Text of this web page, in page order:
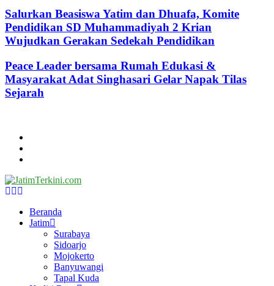
Salurkan Beasiswa Yatim dan Dhuafa, Komite
Pendidikan SD Muhammadiyah 2 Krian
Wujudkan Gerakan Sedekah Pendidikan
Peace Leader bersama Rumah Edukasi &
Masyarakat Adat Singhasari Gelar Napak Tilas
Sejarah
Facebook
Twitter
Beranda
Jatim
Surabaya
Sidoarjo
Mojokerto
Banyuwangi
Tapal Kuda